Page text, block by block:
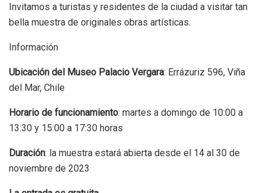
Invitamos a turistas y residentes de la ciudad a visitar tan
bella muestra de originales obras artísticas.
Información
Ubicación del Museo Palacio Vergara: Errázuriz 596, Viña
del Mar, Chile
Horario de funcionamiento: martes a domingo de 10:00 a
13:30 y 15:00 a 17:30 horas
Duración: la muestra estará abierta desde el 14 al 30 de
noviembre de 2023